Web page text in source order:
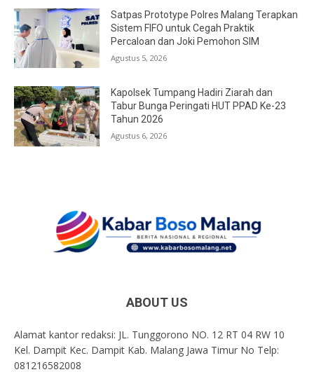
Satpas Prototype Polres Malang Terapkan
Sistem FIFO untuk Cegah Praktik
Percaloan dan Joki Pemohon SIM
Agustus 5, 2026
Kapolsek Tumpang Hadiri Ziarah dan
Tabur Bunga Peringati HUT PPAD Ke-23
Tahun 2026
Agustus 6, 2026
ABOUT US
Alamat kantor redaksi: JL. Tunggorono NO. 12 RT 04 RW 10
Kel. Dampit Kec. Dampit Kab. Malang Jawa Timur No Telp:
081216582008